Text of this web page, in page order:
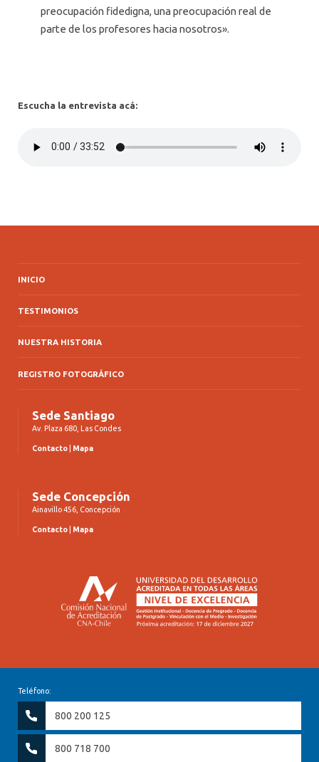
preocupación fidedigna, una preocupación real de
parte de los profesores hacia nosotros».
Escucha la entrevista acá:
INICIO
TESTIMONIOS
NUESTRA HISTORIA
REGISTRO FOTOGRÁFICO
Sede Santiago
Av. Plaza 680, Las Condes
Contacto Mapa
Sede Concepción
Ainavillo 456, Concepción
Contacto Mapa
Teléfono:
800 200 125
800 718 700